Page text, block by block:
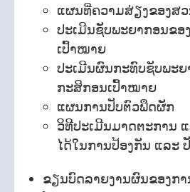
ແຜນທີ່ຄວາມສ່ຽງຂອງສ
ປະເມີນຊັບພະຍາກອນຂອ
ເປົ້າໝາຍ
ປະເມີນຜົນກະທົບຊັບພະຍ
ກະສິກອນເປົ້າໝາຍ
ແຜນການປັບຕົວພືດຜັກ
ວິທີປະເມີນມາດຕະການ
ໄດ້ໃນການປ້ອງກັນ ແລະ
ຂຽນບົດລາຍງານຜົນຂອງກ